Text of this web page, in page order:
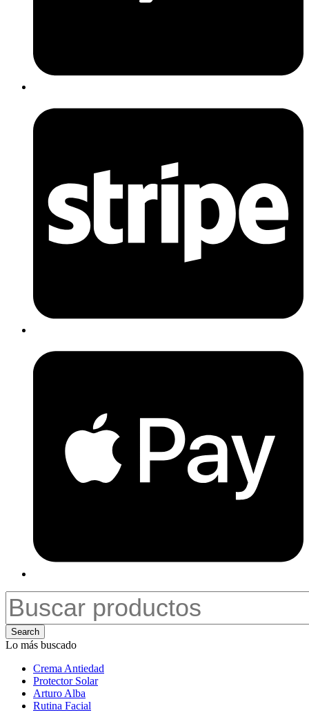
Search
Lo más buscado
Crema Antiedad
Protector Solar
Arturo Alba
Rutina Facial